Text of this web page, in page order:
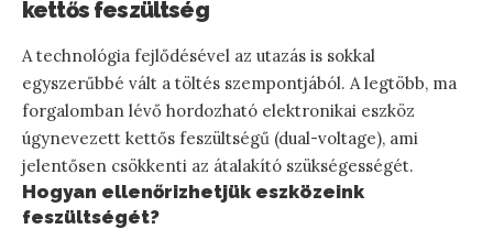
kettős feszültség
A technológia fejlődésével az utazás is sokkal
egyszerűbbé vált a töltés szempontjából. A legtöbb, ma
forgalomban lévő hordozható elektronikai eszköz
úgynevezett kettős feszültségű (dual-voltage), ami
jelentősen csökkenti az átalakító szükségességét.
Hogyan ellenőrizhetjük eszközeink
feszültségét?